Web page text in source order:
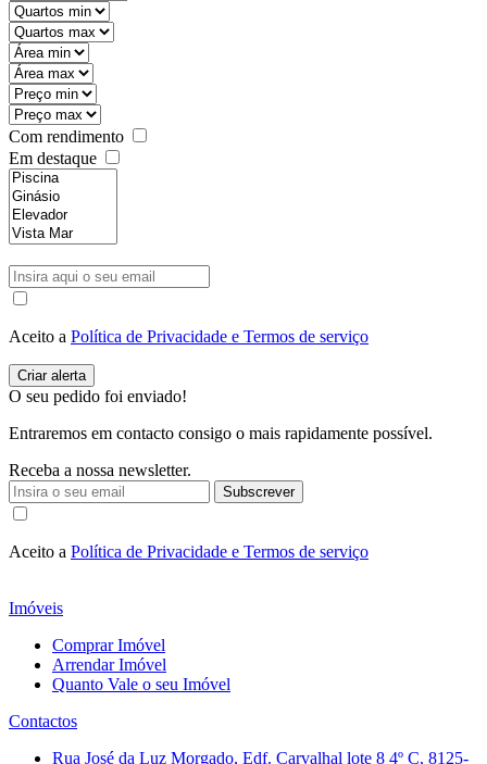
Com rendimento
Em destaque
Aceito a Política de Privacidade e Termos de serviço
O seu pedido foi enviado!
Entraremos em contacto consigo o mais rapidamente possível.
Receba a nossa newsletter.
Subscrever
Aceito a Política de Privacidade e Termos de serviço
Imóveis
Comprar Imóvel
Arrendar Imóvel
Quanto Vale o seu Imóvel
Contactos
Rua José da Luz Morgado, Edf. Carvalhal lote 8 4º C, 8125-